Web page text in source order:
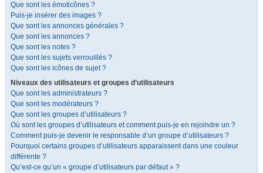
Que sont les émoticônes ?
Puis-je insérer des images ?
Que sont les annonces générales ?
Que sont les annonces ?
Que sont les notes ?
Que sont les sujets verrouillés ?
Que sont les icônes de sujet ?
Niveaux des utilisateurs et groupes d’utilisateurs
Que sont les administrateurs ?
Que sont les modérateurs ?
Que sont les groupes d’utilisateurs ?
Où sont les groupes d’utilisateurs et comment puis-je en rejoindre un ?
Comment puis-je devenir le responsable d’un groupe d’utilisateurs ?
Pourquoi certains groupes d’utilisateurs apparaissent dans une couleur
différente ?
Qu’est-ce qu’un « groupe d’utilisateurs par défaut » ?